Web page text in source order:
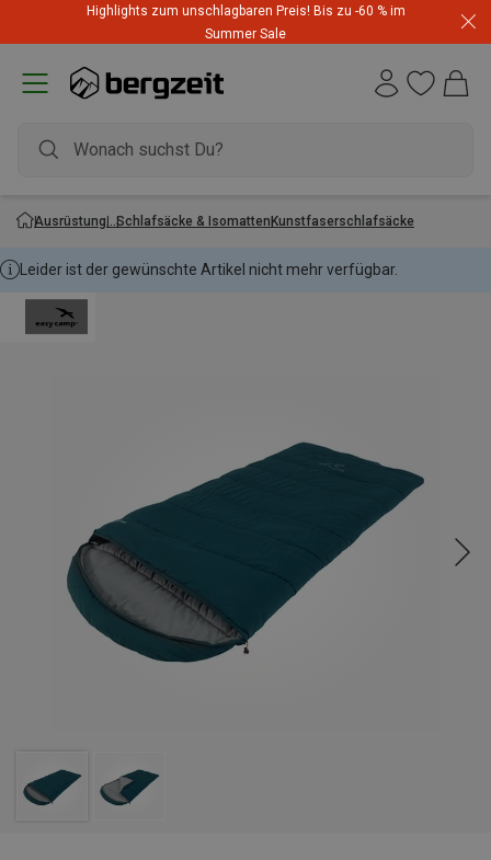
Highlights zum unschlagbaren Preis! Bis zu -60 % im
Summer Sale
Dynafit Hammerangebot! Reduzierte Outfits für neue
Abenteuer
Ausrüstung Schlafsäcke & IsomattenKunstfaserschlafsäcke
Leider ist der gewünschte Artikel nicht mehr verfügbar.